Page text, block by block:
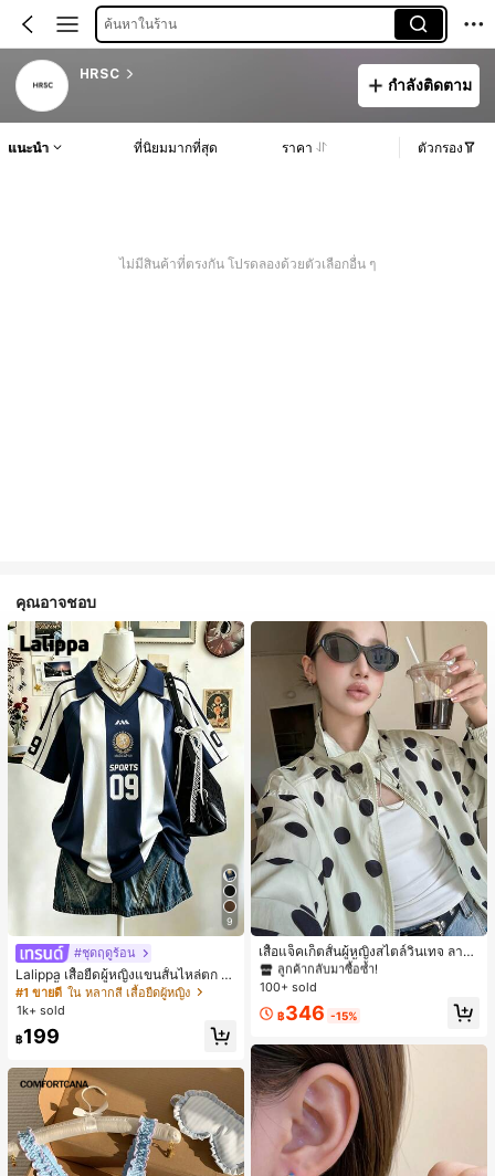
ค้นหาในร้าน
HRSC
กำลังติดตาม
แนะนำ ที่นิยมมากที่สุด ราคา ตัวกรอง
ไม่มีสินค้าที่ตรงกัน โปรดลองด้วยตัวเลือกอื่น ๆ
คุณอาจชอบ
9
#ชุดฤดูร้อน
Lalippa เสื้อยืดผู้หญิงแขนสั้นไหล่ตก ค
อวีปกเสื้อ ลายพิมพ์ดิจิทัลลายทาง สไตล์
สปอร์ตแฟชั่นมินิมอล ของขวัญสำหรับเ
พื่อน
#1 ขายดี ใน หลากสี เสื้อยืดผู้หญิง
1k+ sold
฿199
เสื้อแจ็คเก็ตสั้นผู้หญิงสไตล์วินเทจ ลายจุ
ดขนาดใหญ่ คอตั้ง เอวเข้ารูป แขนพอง
ทรงหลวม แฟชั่นอเนกประสงค์ สำหรับใ
#1 ขายดี ใน กระเป๋า เสื้อคลุมลำลอง
ลูกค้ากลับมาซื้อซ้ำ!
#1 ขายดี ใน กระเป๋า เสื้อคลุมลำลอง
ลูกค้ากลับมาซื้อซ้ำ!
#1 ขายดี ใน กระเป๋า เสื้อคลุมลำลอง
ลูกค้ากลับมาซื้อซ้ำ!
#1 ขายดี ใน กระเป๋า เสื้อคลุมลำลอง
ลูกค้ากลับมาซื้อซ้ำ!
100+ sold
฿346 -15%